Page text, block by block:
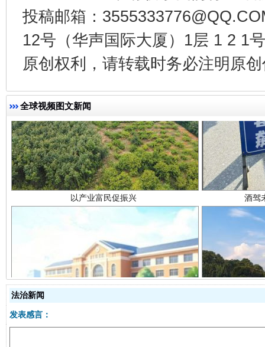
投稿邮箱：
12号（华声国际大厦）1层 1 2 1
原创权利，请转载时务必注明原
全球视频图文新闻
从幼儿园到大学，有这些资助 “
法治新闻
发表感言：